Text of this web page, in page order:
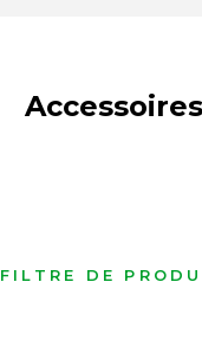
Accessoires
FILTRE DE